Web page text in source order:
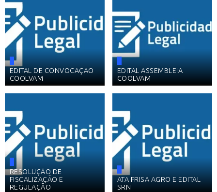
EDITAL DE CONVOCAÇÃO
COOLVAM
EDITAL ASSEMBLEIA
COOLVAM
RESOLUÇÃO DE
FISCALIZAÇÃO E
REGULAÇÃO
ATA FRISA AGRO E EDITAL
SRN